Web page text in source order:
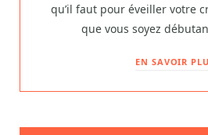
qu’il faut pour éveiller votre
que vous soyez
EN SAVOIR